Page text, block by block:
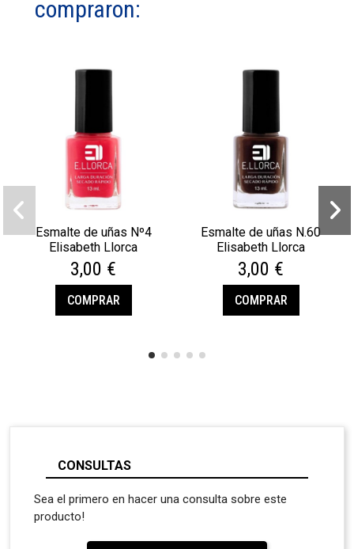
compraron:
Esmalte de uñas Nº4
Elisabeth Llorca
3,00 €
COMPRAR
Esmalte de uñas N.60
Elisabeth Llorca
3,00 €
COMPRAR
CONSULTAS
Sea el primero en hacer una consulta sobre este
producto!